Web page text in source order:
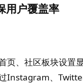
用户覆盖率
页、社区板块设置
Instagram、